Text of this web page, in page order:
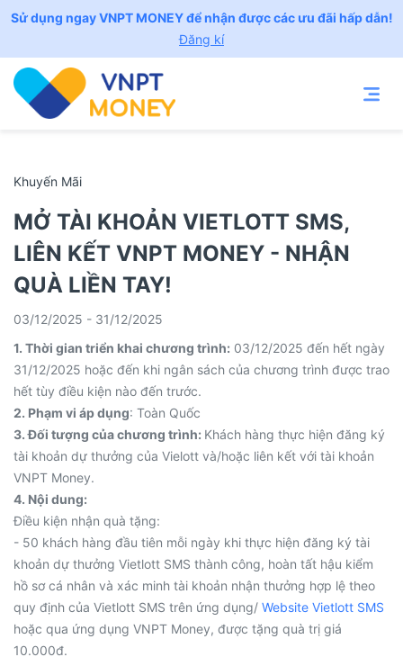
Sử dụng ngay VNPT MONEY để nhận được các ưu đãi hấp dẫn!
Đăng kí
Khuyến Mãi
MỞ TÀI KHOẢN VIETLOTT SMS,
LIÊN KẾT VNPT MONEY - NHẬN
QUÀ LIỀN TAY!
03/12/2025 - 31/12/2025
1. Thời gian triển khai chương trình: 03/12/2025 đến hết ngày
31/12/2025 hoặc đến khi ngân sách của chương trình được trao
hết tùy điều kiện nào đến trước.
2. Phạm vi áp dụng: Toàn Quốc
3. Đối tượng của chương trình: Khách hàng thực hiện đăng ký
tài khoản dự thưởng của Vielott và/hoặc liên kết với tài khoản
VNPT Money.
4. Nội dung:
Điều kiện nhận quà tặng:
- 50 khách hàng đầu tiên mỗi ngày khi thực hiện đăng ký tài
khoản dự thưởng Vietlott SMS thành công, hoàn tất hậu kiểm
hồ sơ cá nhân và xác minh tài khoản nhận thưởng hợp lệ theo
quy định của Vietlott SMS trên ứng dụng/ Website Vietlott SMS
hoặc qua ứng dụng VNPT Money, được tặng quà trị giá
10.000đ.